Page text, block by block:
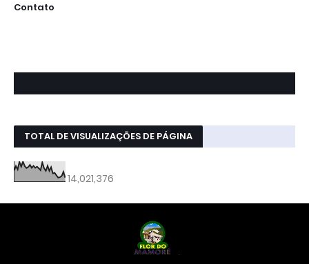
Contato
TOTAL DE VISUALIZAÇÕES DE PÁGINA
14,021,376